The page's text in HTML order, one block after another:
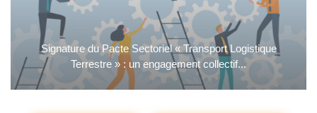
Signature du Pacte Sectoriel « Transport Logistique
Terrestre » : un engagement collectif...